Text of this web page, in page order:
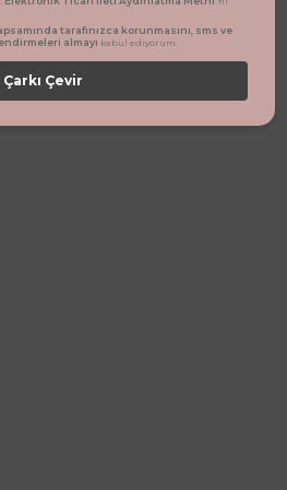
tarafınızca korunmasını, sms ve
almayı kabul ediyorum.
Çarkı Çevir